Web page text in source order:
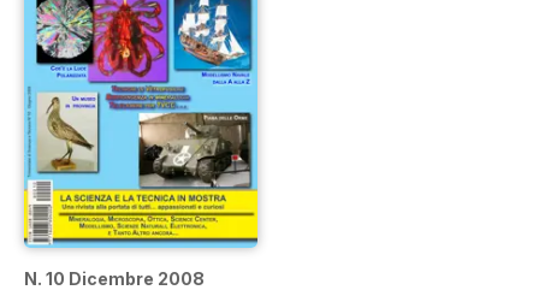
N. 10 Dicembre 2008